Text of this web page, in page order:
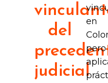
del
judicial
en